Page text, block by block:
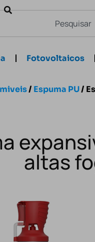
Fotovoltaicos
/ Espuma PU/
altas